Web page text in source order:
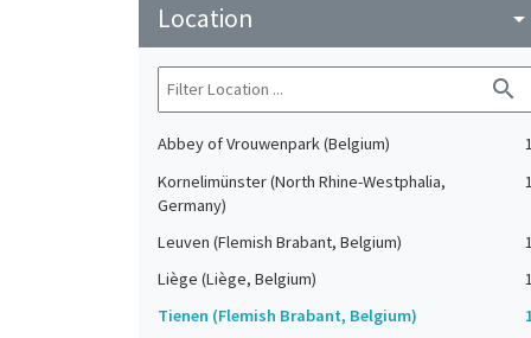
Location arrow_drop_down
search
Abbey of Vrouwenpark (Belgium)
1
Kornelimünster (North Rhine-Westphalia,
Germany)
1
Leuven (Flemish Brabant, Belgium)
1
Liège (Liège, Belgium)
1
Tienen (Flemish Brabant, Belgium)